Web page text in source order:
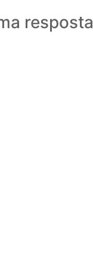
resposta